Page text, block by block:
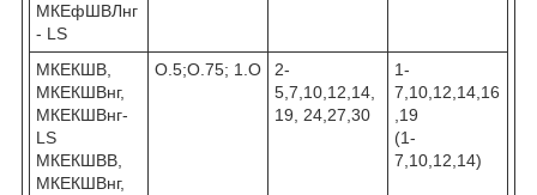
МКЕфШВЛнг
- LS
МКЕКШВ,
МКЕКШВнг,
МКЕКШВнг-
LS
МКЕКШВВ,
МКЕКШВнг,
O.5;O.75; 1.О
2-
5,7,10,12,14,
19, 24,27,30
1-
7,10,12,14,16
,19
(1-
7,10,12,14)